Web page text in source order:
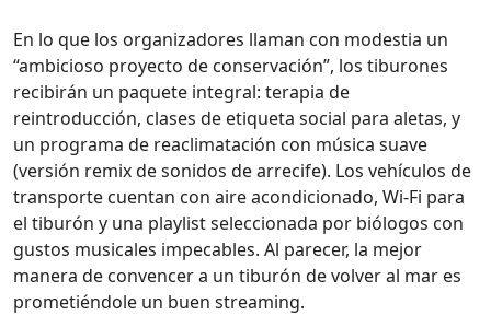
En lo que los organizadores llaman con modestia un
“ambicioso proyecto de conservación”, los tiburones
recibirán un paquete integral: terapia de
reintroducción, clases de etiqueta social para aletas, y
un programa de reaclimatación con música suave
(versión remix de sonidos de arrecife). Los vehículos de
transporte cuentan con aire acondicionado, Wi‑Fi para
el tiburón y una playlist seleccionada por biólogos con
gustos musicales impecables. Al parecer, la mejor
manera de convencer a un tiburón de volver al mar es
prometiéndole un buen streaming.